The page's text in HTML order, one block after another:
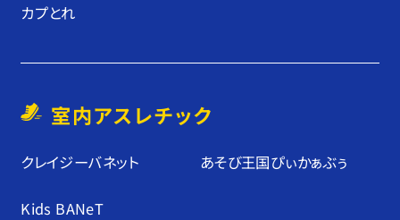
カプとれ
室内アスレチック
クレイジーバネット あそび王国ぴぃかぁぶぅ
Kids BANeT